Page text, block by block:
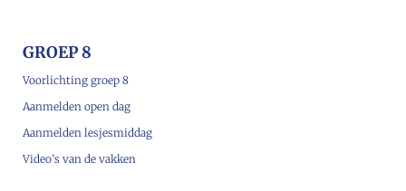
GROEP 8
Voorlichting groep 8
Aanmelden open dag
Aanmelden lesjesmiddag
Video’s van de vakken